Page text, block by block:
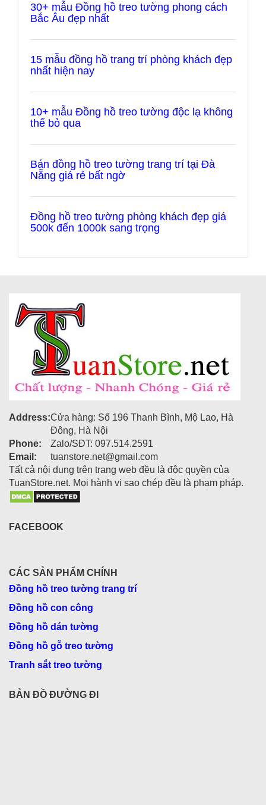
30+ mẫu Đồng hồ treo tường phong cách
Bắc Âu đẹp nhất
15 mẫu đồng hồ trang trí phòng khách đẹp
nhất hiện nay
10+ mẫu Đồng hồ treo tường độc lạ không
thể bỏ qua
Bán đồng hồ treo tường trang trí tại Đà
Nẵng giá rẻ bất ngờ
Đồng hồ treo tường phòng khách đẹp giá
500k đến 1000k sang trọng
Address:Cửa hàng: Số 196 Thanh Bình, Mộ Lao, Hà
Đông, Hà Nội
Phone:
Zalo/SĐT: 097.514.2591
Email:
tuanstore.net@gmail.com
Tất cả nội dung trên trang web đều là độc quyền của
TuanStore.net. Mọi hành vi sao chép đều là phạm pháp.
FACEBOOK
CÁC SẢN PHẨM CHÍNH
Đồng hồ treo tường trang trí
Đồng hồ con công
Đồng hồ dán tường
Đồng hồ gỗ treo tường
Tranh sắt treo tường
BẢN ĐỒ ĐƯỜNG ĐI